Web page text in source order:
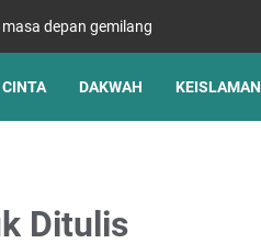
depan gemilang
CINTA DAKWAH KEISLAMAN
Ditulis